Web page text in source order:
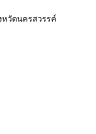
หวัดนครสวรรค์